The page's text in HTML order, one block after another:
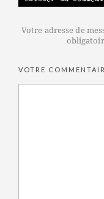
Votre adresse de
VOTRE